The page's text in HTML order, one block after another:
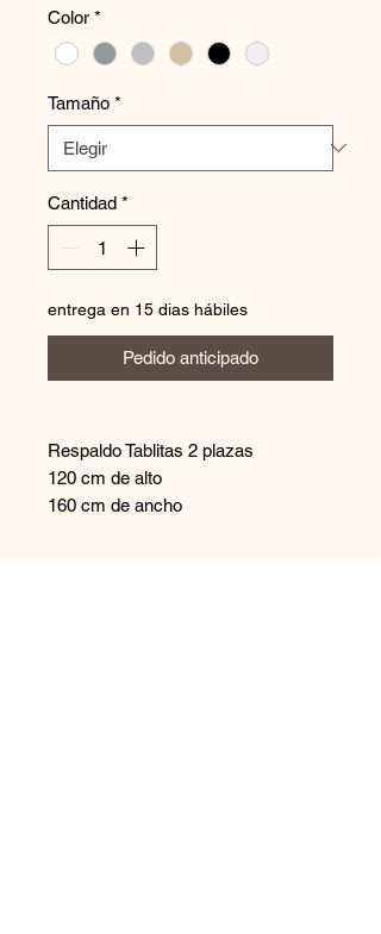
Color *
Tamaño *
Cantidad *
entrega en 15 dias hábiles
Pedido anticipado
Respaldo Tablitas 2 plazas
120 cm de alto
160 cm de ancho